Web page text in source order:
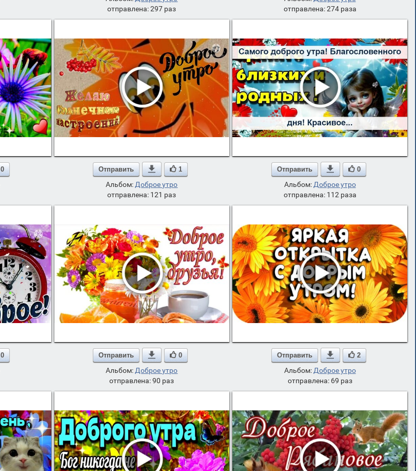
отправлена: 297 раз
отправлена: 274 раза
0 Отправить  1
Альбом: Доброе утро
отправлена: 121 раз
Отправить  0
Альбом: Доброе утро
отправлена: 112 раза
0 Отправить  0
Альбом: Доброе утро
отправлена: 90 раз
Отправить  2
Альбом: Доброе утро
отправлена: 69 раз